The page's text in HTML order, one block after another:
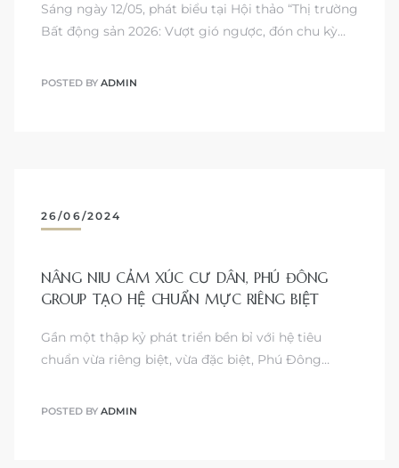
Sáng ngày 12/05, phát biểu tại Hội thảo “Thị trường
Bất động sản 2026: Vượt gió ngược, đón chu kỳ…
POSTED BY ADMIN
26/06/2024
NÂNG NIU CẢM XÚC CƯ DÂN, PHÚ ĐÔNG
GROUP TẠO HỆ CHUẨN MỰC RIÊNG BIỆT
Gần một thập kỷ phát triển bền bỉ với hệ tiêu
chuẩn vừa riêng biệt, vừa đặc biệt, Phú Đông…
POSTED BY ADMIN